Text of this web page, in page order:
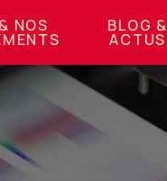
NOS BLOG &
ACTUS